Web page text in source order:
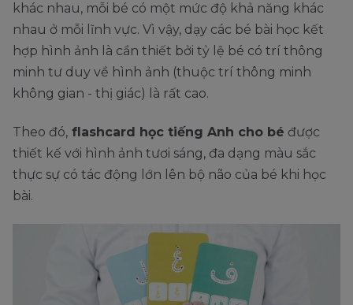
khác nhau, mỗi bé có một mức độ khả năng khác
nhau ở mỗi lĩnh vực. Vì vậy, dạy các bé bài học kết
hợp hình ảnh là cần thiết bởi tỷ lệ bé có trí thông
minh tư duy về hình ảnh (thuộc trí thông minh
không gian - thị giác) là rất cao.
Theo đó, flashcard học tiếng Anh cho bé được
thiết kế với hình ảnh tươi sáng, đa dạng màu sắc
thực sự có tác động lớn lên bộ não của bé khi học
bài.